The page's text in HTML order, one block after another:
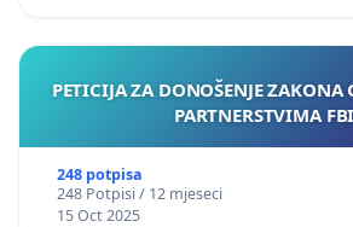
PETICIJA ZA DONOŠENJE
PARTNERSTVIMA
248 potpisa
248 Potpisi / 12 mjeseci
15 Oct 2025